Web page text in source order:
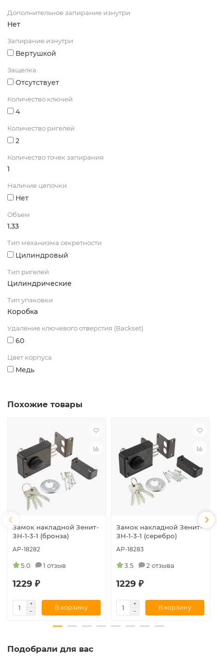
Дополнительное запирание изнутри
Нет
Запирание изнутри
Вертушкой
Защелка
Отсутствует
Количество ключей
4
Количество ригелей
2
Количество точек запирания
1
Наличие цепочки
Нет
Объем
1.33
Тип механизма секретности
Цилиндровый
Тип ригелей
Цилиндрические
Тип упаковки
Коробка
Удаление ключевого отверстия (Backset)
60
Цвет корпуса
Медь
Похожие товары
Замок накладной Зенит-
ЗН-1-3-1 (бронза)
AP-18282
5.0 1 отзыв
1229 ₽
В корзину
Замок накладной Зенит-
ЗН-1-3-1 (серебро)
AP-18283
3.5 2 отзыва
1229 ₽
В корзину
Подобрали для вас